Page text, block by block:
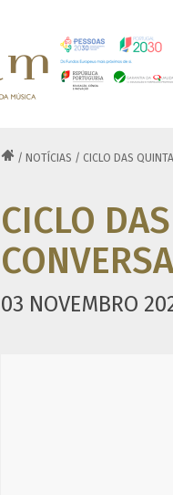
 / NOTÍCIAS / CICLO DAS
CICLO
03 NOVEMBRO